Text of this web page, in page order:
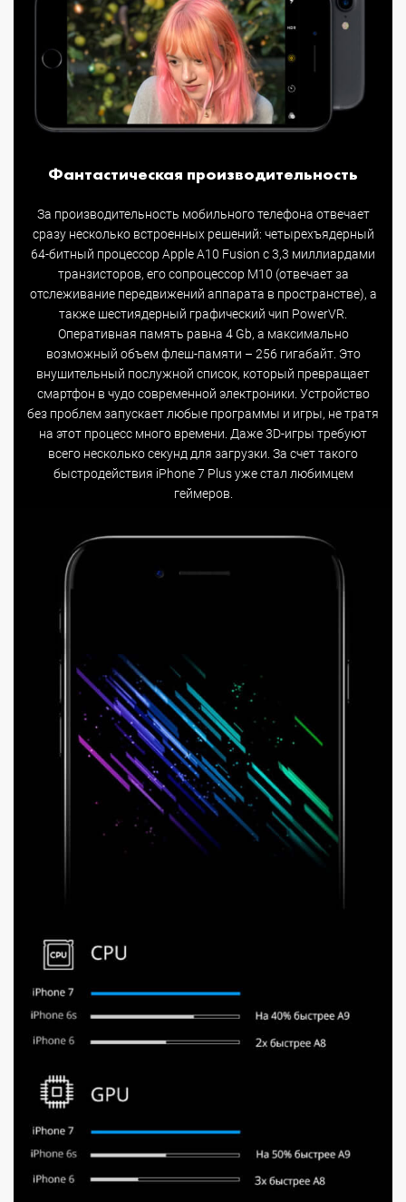
Фантастическая производительность
За производительность мобильного телефона отвечает
сразу несколько встроенных решений: четырехъядерный
64-битный процессор Apple A10 Fusion с 3,3 миллиардами
транзисторов, его сопроцессор M10 (отвечает за
отслеживание передвижений аппарата в пространстве), а
также шестиядерный графический чип PowerVR.
Оперативная память равна 4 Gb, а максимально
возможный объем флеш-памяти – 256 гигабайт. Это
внушительный послужной список, который превращает
смартфон в чудо современной электроники. Устройство
без проблем запускает любые программы и игры, не тратя
на этот процесс много времени. Даже 3D-игры требуют
всего несколько секунд для загрузки. За счет такого
быстродействия iPhone 7 Plus уже стал любимцем
геймеров.